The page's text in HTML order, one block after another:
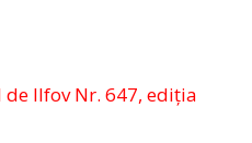
Ilfov Nr. 647, ediția